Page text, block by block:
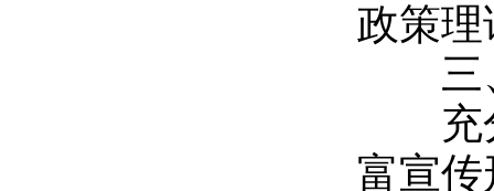
政策
三
充分
富宣